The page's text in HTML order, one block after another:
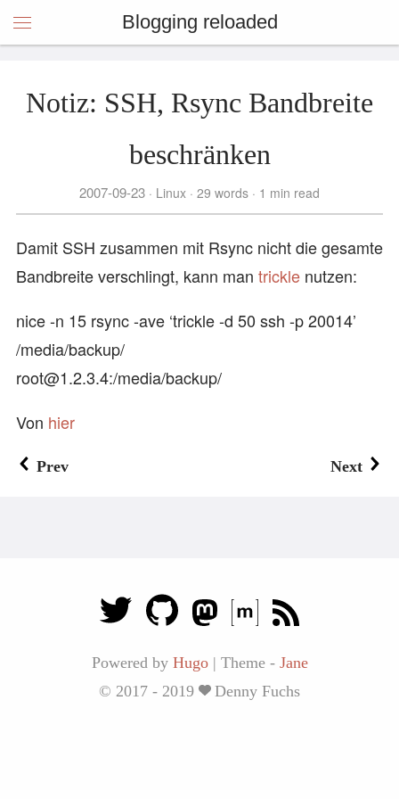
Blogging reloaded
Notiz: SSH, Rsync Bandbreite
beschränken
2007-09-23 Linux 29 words 1 min read
Damit SSH zusammen mit Rsync nicht die gesamte
Bandbreite verschlingt, kann man trickle nutzen:
nice -n 15 rsync -ave ‘trickle -d 50 ssh -p 20014’
/media/backup/
root@1.2.3.4:/media/backup/
Von hier
Prev Next
Powered by Hugo | Theme - Jane
© 2017 - 2019
Denny Fuchs